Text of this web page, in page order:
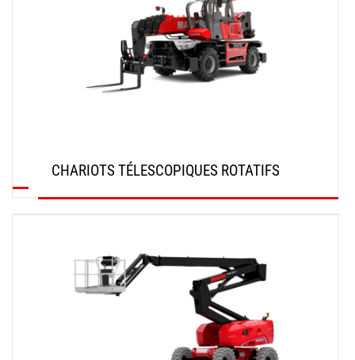
CHARIOTS TÉLESCOPIQUES ROTATIFS